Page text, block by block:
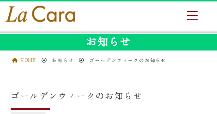
お知らせ
HOME お知らせ ゴールデンウィークのお知らせ
ゴールデンウィークのお知らせ